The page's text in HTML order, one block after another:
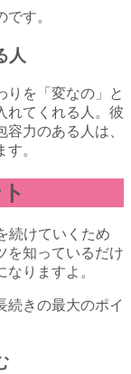
す。
人
りを「変なの」と
れてくれる人。彼
力のある人は、
。
続けていくため
を知っているだけ
りますよ。
続きの最大のポイ